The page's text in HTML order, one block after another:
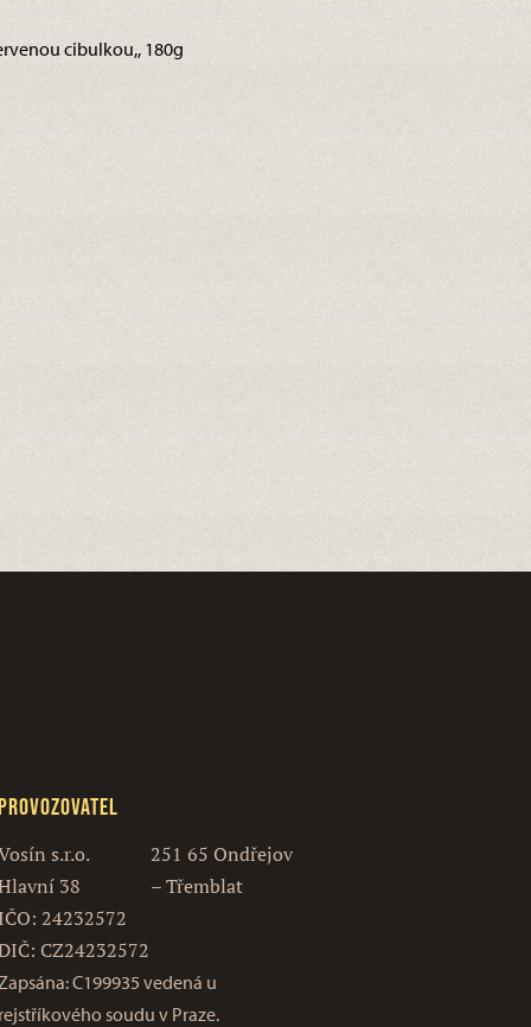
cibulkou,, 180g
s.r.o.
38
251 65 Ondřejov
– Třemblat
24232572
CZ24232572
C199935 vedená u
soudu v Praze.